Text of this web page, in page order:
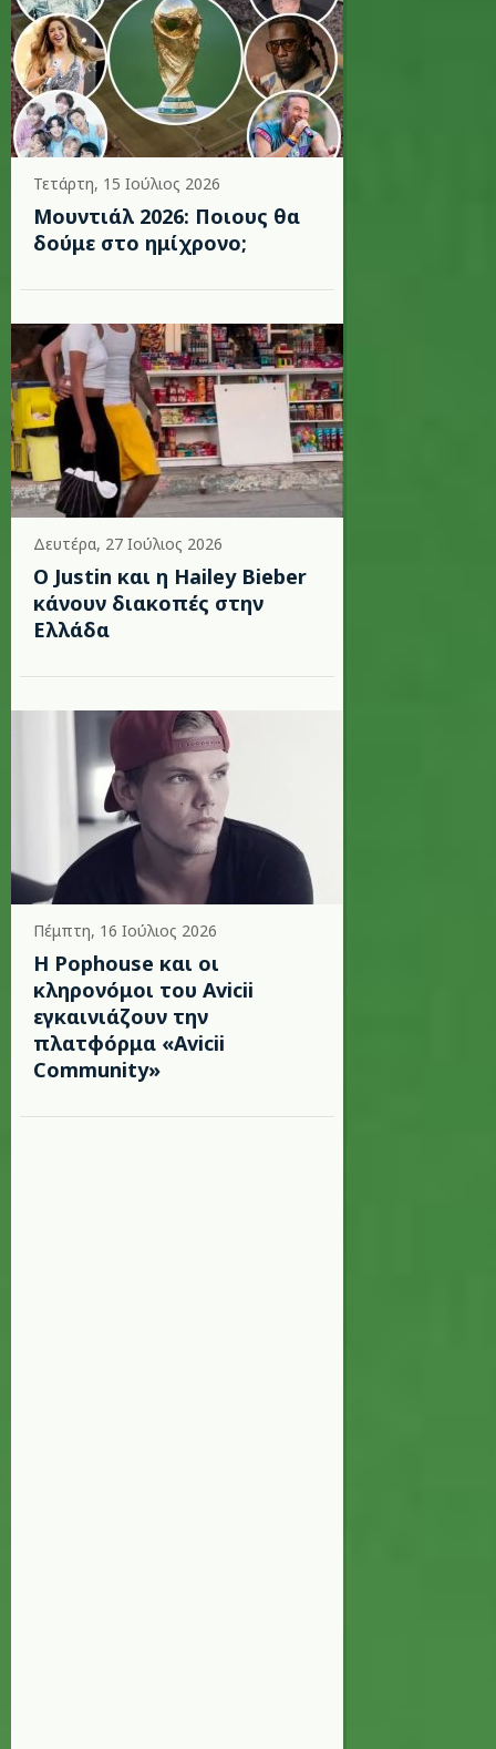
Τετάρτη, 15 Ιούλιος 2026
Μουντιάλ 2026: Ποιους θα
δούμε στο ημίχρονο;
Δευτέρα, 27 Ιούλιος 2026
Ο Justin και η Hailey Bieber
κάνουν διακοπές στην
Ελλάδα
Πέμπτη, 16 Ιούλιος 2026
Η Pophouse και οι
κληρονόμοι του Avicii
εγκαινιάζουν την
πλατφόρμα «Avicii
Community»